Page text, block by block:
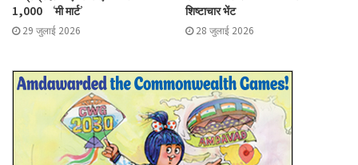
1,000 ‘मी मार्ट’
29 जुलाई 2026
शिष्टाचार भेंट
28 जुलाई 2026